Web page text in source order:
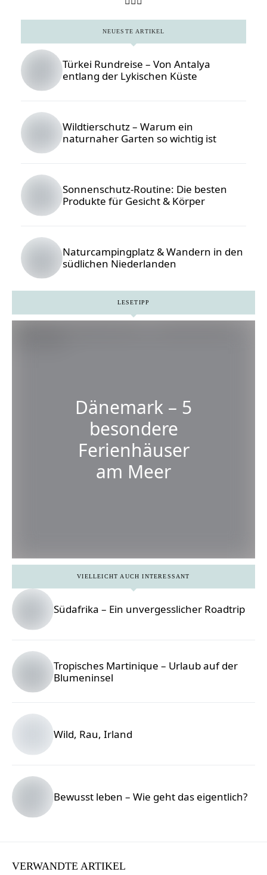
NEUESTE ARTIKEL
Unsplash
Türkei Rundreise – Von Antalya
entlang der Lykischen Küste
Pan'kiv /
Unsplash
Wildtierschutz – Warum ein
naturnaher Garten so wichtig ist
studio /
unsplash
Sonnenschutz-Routine: Die besten
Produkte für Gesicht & Körper
Naturcampingplatz & Wandern in den
südlichen Niederlanden
LESETIPP
Dänemark – 5
besondere
Ferienhäuser
am Meer
Foto © Arpad Czapp / Unsplash
für die erste
Alleinreise in
7 Gründe,
VIELLEICHT AUCH INTERESSANT
Südafrika – Ein unvergesslicher Roadtrip
Tropisches Martinique – Urlaub auf der
Blumeninsel
Wild, Rau, Irland
Bewusst leben – Wie geht das eigentlich?
VERWANDTE ARTIKEL